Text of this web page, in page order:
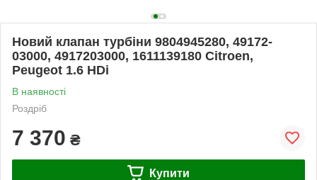
Новий клапан турбіни 9804945280, 49172-
03000, 4917203000, 1611139180 Citroen,
Peugeot 1.6 HDi
В наявності
Роздріб
7 370 ₴
Купити